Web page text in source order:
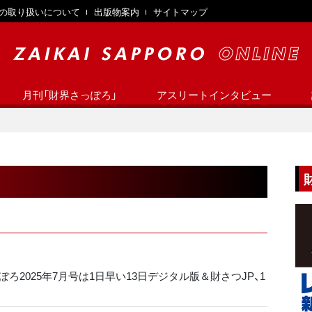
取り扱いについて 出版物案内 サイトマップ
月刊「財界さっぽろ」 アスリートインタビュー
ろ2025年7月号は1日早い13日デジタル版＆財さつJP、1